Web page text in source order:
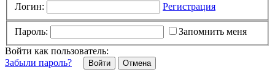
Логин: Регистрация
Пароль:
Запомнить меня
Войти как пользователь:
Забыли пароль?
Отмена